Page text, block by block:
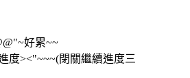
好累~~
度><"~~~(閉關繼續進度三